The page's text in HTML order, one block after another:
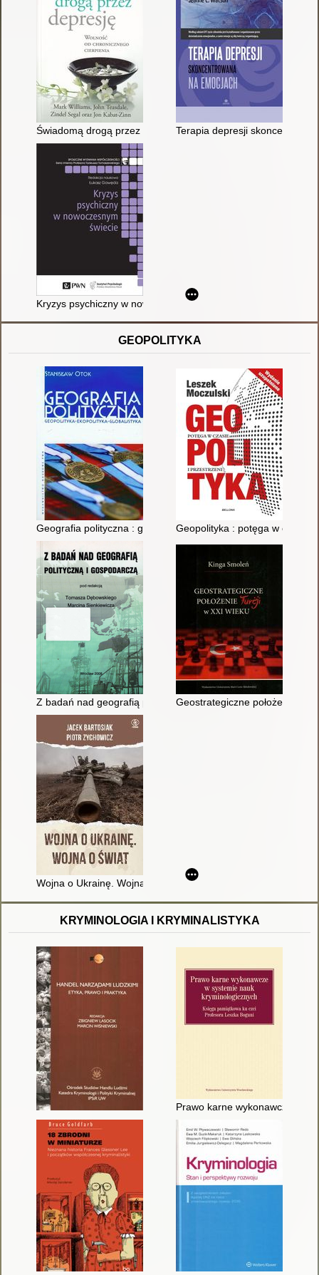
Świadomą drogą przez depresję : wolność od chronicznego
Terapia depresji
Kryzys psychiczny w nowoczesnym świecie
GEOPOLITYKA
Geografia polityczna : geopolityka, ekopolityka, globalistyka
Geopolityka : potęga w czasie i
Z badań nad geografią polityczną i gospodarczą
Geostrategiczne położenie
Wojna o Ukrainę. Wojna o świat
KRYMINOLOGIA I KRYMINALISTYKA
Prawo karne wykonawcze w